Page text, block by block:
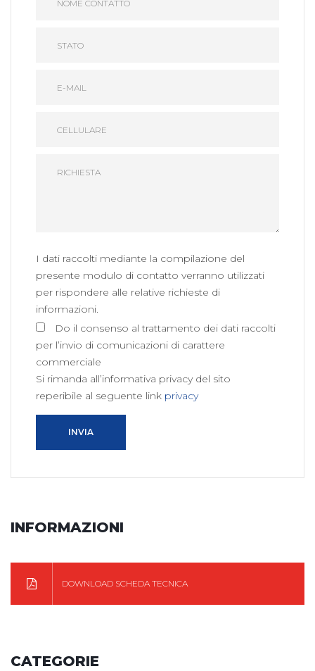
I dati raccolti mediante la compilazione del
presente modulo di contatto verranno utilizzati
per rispondere alle relative richieste di
informazioni.
Do il consenso al trattamento dei dati raccolti
per l’invio di comunicazioni di carattere
commerciale
Si rimanda all’informativa privacy del sito
reperibile al seguente link privacy
INVIA
INFORMAZIONI
DOWNLOAD SCHEDA TECNICA
CATEGORIE